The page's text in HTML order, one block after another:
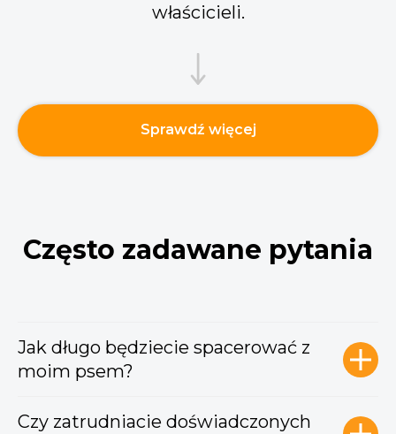
właścicieli.
Sprawdź więcej
Często zadawane pytania
Jak długo będziecie spacerować z
moim psem?
Czy zatrudniacie doświadczonych